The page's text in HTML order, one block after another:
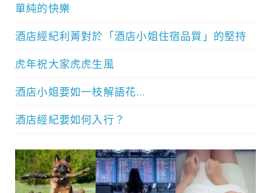
單純的快樂
酒店經紀利菁對於「酒店小姐住宿品質」的堅持
虎年祝大家虎虎生風
酒店小姐要如一枝解語花…
酒店經紀要如何入行？